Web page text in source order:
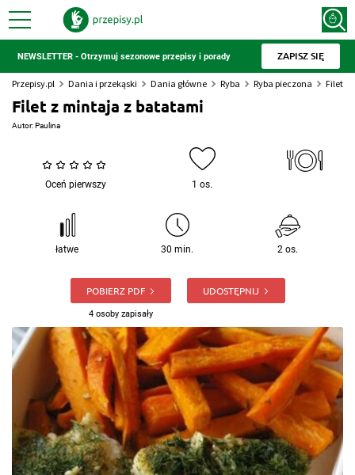
NEWSLETTER - Otrzymuj sezonowe przepisy i porady ZAPISZ SIĘ
Przepisy.pl Dania i przekąski Dania główne Ryba Ryba pieczona Filet z
Filet z mintaja z batatami
Autor:Paulina
Oceń pierwszy 1 os.
łatwe 30 min. 2 os.
POBIERZ PDF
4 osoby zapisały
UDOSTĘPNIJ